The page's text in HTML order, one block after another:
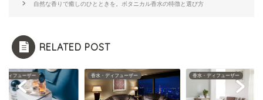
自然な香りで癒しのひとときを。ボタニカル香水の特徴と選び方
RELATED POST
ディフューザー 香水・ディフューザー 香水・ディフューザー